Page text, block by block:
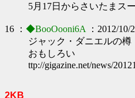
5月17日からさいたまス
16 ： ◆BooOooni6A ：2012/
ジャック・ダニエルの樽
おもしろい
ttp://gigazine.net/news/
2KB